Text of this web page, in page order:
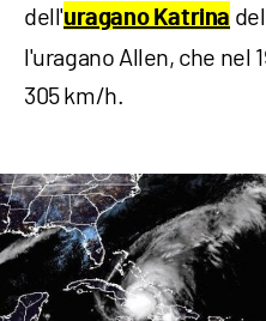
dell'uragano Katrina
l'uragano Allen, che nel
305 km/h.